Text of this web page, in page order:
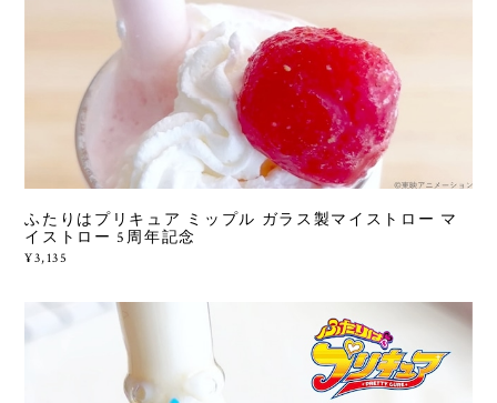
ふたりはプリキュア ミップル ガラス製マイストロー マ
イストロー 5周年記念
¥3,135